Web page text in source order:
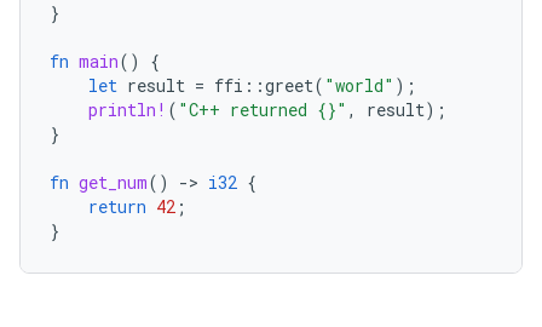
}
fn main()
{
let result = ffi ::greet( "world" );
println! ( "C++ returned {}" , result);
}
fn get_num() -> i32 {
return 42 ;
}